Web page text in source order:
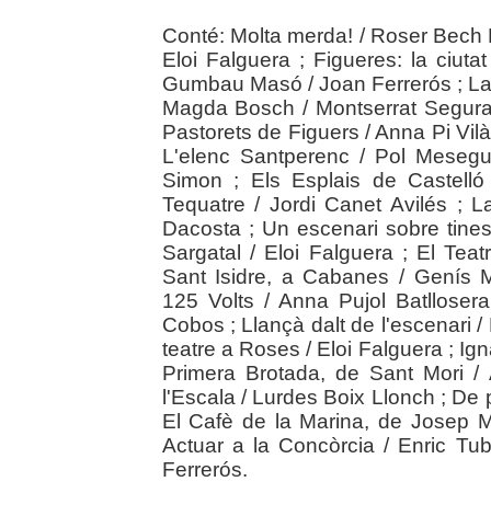
Conté: Molta merda! / Roser
Eloi Falguera ; Figueres: la
Gumbau Masó / Joan Ferrerós ;
Magda Bosch / Montserrat
Pastorets de Figuers / Anna Pi
L'elenc Santperenc / Pol
Simon ; Els Esplais de
Tequatre / Jordi Canet Avilés ;
Dacosta ; Un escenari sobre
Sargatal / Eloi Falguera ; El
Sant Isidre, a Cabanes / Genís
125 Volts / Anna Pujol
Cobos ; Llançà dalt de l'escenari
teatre a Roses / Eloi Falguera ;
Primera Brotada, de Sant Mori
l'Escala / Lurdes Boix Llonch ;
El Cafè de la Marina, de Josep
Actuar a la Concòrcia / Enric
Ferrerós.